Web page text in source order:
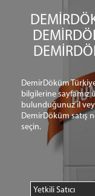
DemirDöküm
bilgilerine sayfamız
bulunduğunuz il
DemirDöküm satış
seçin.